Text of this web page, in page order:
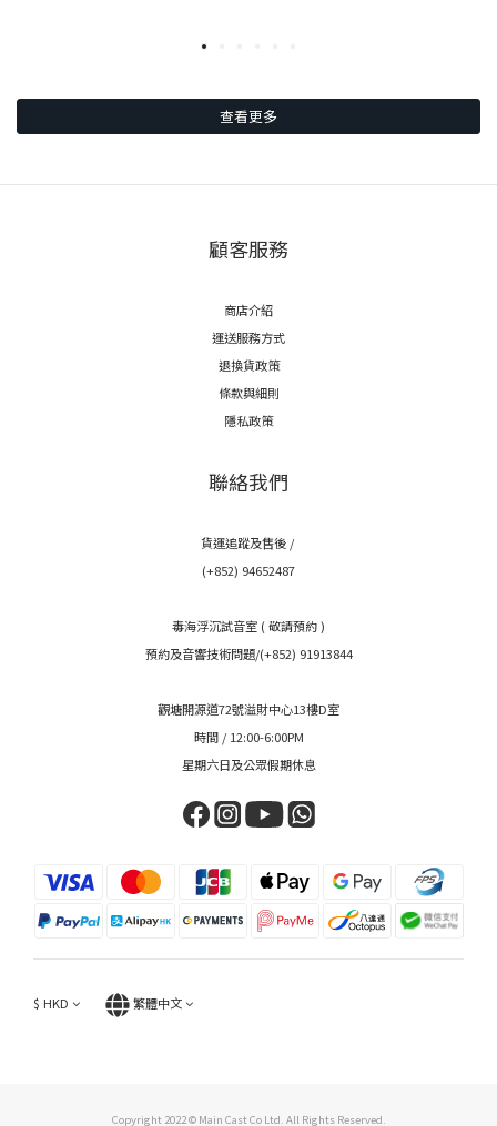
查看更多
顧客服務
商店介紹
運送服務方式
退換貨政策
條款與細則
隱私政策
聯絡我們
貨運追蹤及售後 /
(+852) 94652487
毒海浮沉試音室 ( 敬請預約 )
預約及音響技術問題/(+852) 91913844
觀塘開源道72號溢財中心13樓D室
時間 / 12:00-6:00PM
星期六日及公眾假期休息
$ HKD 繁體中文
Copyright 2022 © Main Cast Co Ltd. All Rights Reserved.